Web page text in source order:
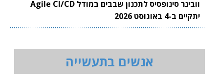
וובינר סינופסיס לתכנון שבבים במודל Agile CI/CD
יתקיים ב-4 באוגוסט 2026
אנשים בתעשייה